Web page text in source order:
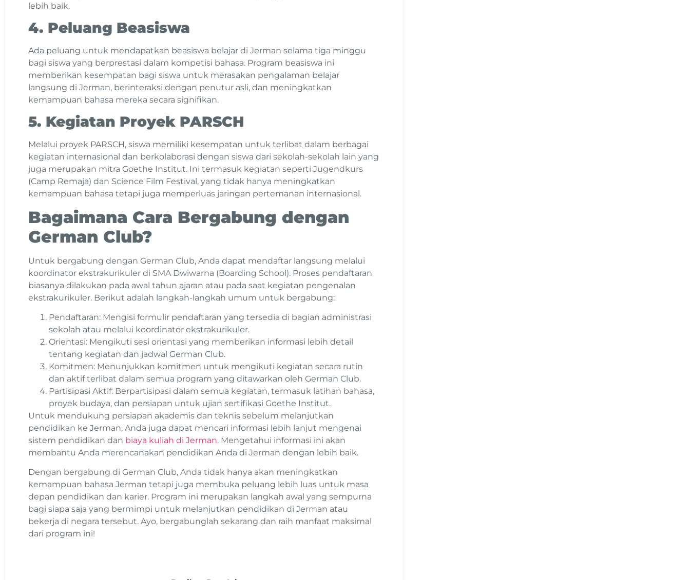
lebih baik.
4. Peluang Beasiswa
Ada peluang untuk mendapatkan beasiswa belajar di Jerman selama tiga minggu
bagi siswa yang berprestasi dalam kompetisi bahasa. Program beasiswa ini
memberikan kesempatan bagi siswa untuk merasakan pengalaman belajar
langsung di Jerman, berinteraksi dengan penutur asli, dan meningkatkan
kemampuan bahasa mereka secara signifikan.
5. Kegiatan Proyek PARSCH
Melalui proyek PARSCH, siswa memiliki kesempatan untuk terlibat dalam berbagai
kegiatan internasional dan berkolaborasi dengan siswa dari sekolah-sekolah lain yang
juga merupakan mitra Goethe Institut. Ini termasuk kegiatan seperti Jugendkurs
(Camp Remaja) dan Science Film Festival, yang tidak hanya meningkatkan
kemampuan bahasa tetapi juga memperluas jaringan pertemanan internasional.
Bagaimana Cara Bergabung dengan
German Club?
Untuk bergabung dengan German Club, Anda dapat mendaftar langsung melalui
koordinator ekstrakurikuler di SMA Dwiwarna (Boarding School). Proses pendaftaran
biasanya dilakukan pada awal tahun ajaran atau pada saat kegiatan pengenalan
ekstrakurikuler. Berikut adalah langkah-langkah umum untuk bergabung:
Pendaftaran: Mengisi formulir pendaftaran yang tersedia di bagian administrasi
sekolah atau melalui koordinator ekstrakurikuler.
Orientasi: Mengikuti sesi orientasi yang memberikan informasi lebih detail
tentang kegiatan dan jadwal German Club.
Komitmen: Menunjukkan komitmen untuk mengikuti kegiatan secara rutin
dan aktif terlibat dalam semua program yang ditawarkan oleh German Club.
Partisipasi Aktif: Berpartisipasi dalam semua kegiatan, termasuk latihan bahasa,
proyek budaya, dan persiapan untuk ujian sertifikasi Goethe Institut.
Untuk mendukung persiapan akademis dan teknis sebelum melanjutkan
pendidikan ke Jerman, Anda juga dapat mencari informasi lebih lanjut mengenai
sistem pendidikan dan biaya kuliah di Jerman. Mengetahui informasi ini akan
membantu Anda merencanakan pendidikan Anda di Jerman dengan lebih baik.
Dengan bergabung di German Club, Anda tidak hanya akan meningkatkan
kemampuan bahasa Jerman tetapi juga membuka peluang lebih luas untuk masa
depan pendidikan dan karier. Program ini merupakan langkah awal yang sempurna
bagi siapa saja yang bermimpi untuk melanjutkan pendidikan di Jerman atau
bekerja di negara tersebut. Ayo, bergabunglah sekarang dan raih manfaat maksimal
dari program ini!